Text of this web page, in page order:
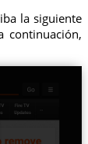
la siguiente